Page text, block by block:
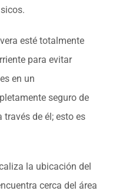
esté totalmente
para evitar
en un
seguro de
de él; esto es
la ubicación del
cerca del área